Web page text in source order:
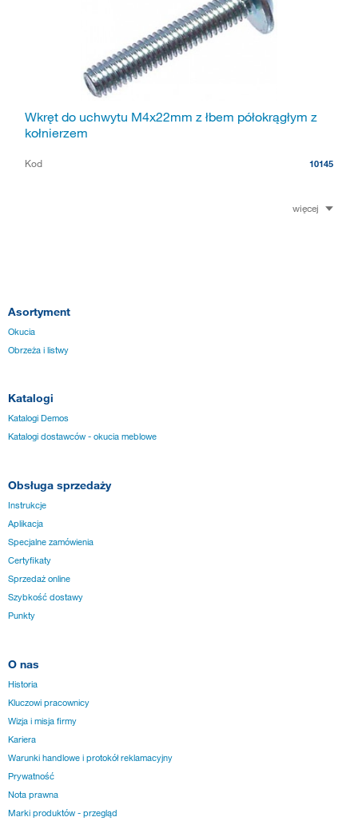
Wkręt do uchwytu M4x22mm z łbem półokrągłym z
kołnierzem
Kod 10145
więcej
Asortyment
Okucia
Obrzeża i listwy
Katalogi
Katalogi Demos
Katalogi dostawców - okucia meblowe
Obsługa sprzedaży
Instrukcje
Aplikacja
Specjalne zamówienia
Certyfikaty
Sprzedaż online
Szybkość dostawy
Punkty
O nas
Historia
Kluczowi pracownicy
Wizja i misja firmy
Kariera
Warunki handlowe i protokół reklamacyjny
Prywatność
Nota prawna
Marki produktów - przegląd